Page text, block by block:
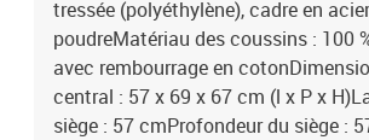
tressée (polyéthylène), cadre en
poudreMatériau des coussins : 100
avec rembourrage en
central : 57 x 69 x 67 cm (l x P x
siège : 57 cmProfondeur du siège :